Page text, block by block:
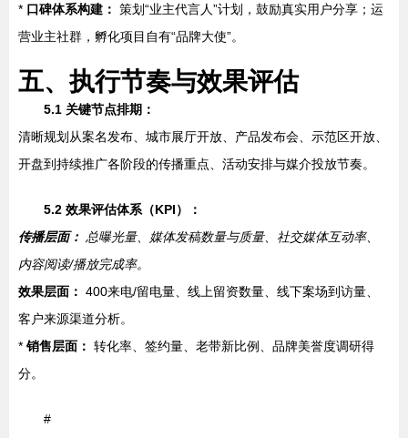
* 口碑体系构建： 策划“业主代言人”计划，鼓励真实用户分享；运
营业主社群，孵化项目自有“品牌大使”。
五、执行节奏与效果评估
5.1 关键节点排期：
清晰规划从案名发布、城市展厅开放、产品发布会、示范区开放、
开盘到持续推广各阶段的传播重点、活动安排与媒介投放节奏。
5.2 效果评估体系（KPI）：
传播层面： 总曝光量、媒体发稿数量与质量、社交媒体互动率、
内容阅读/播放完成率。
效果层面： 400来电/留电量、线上留资数量、线下案场到访量、
客户来源渠道分析。
* 销售层面： 转化率、签约量、老带新比例、品牌美誉度调研得
分。
#